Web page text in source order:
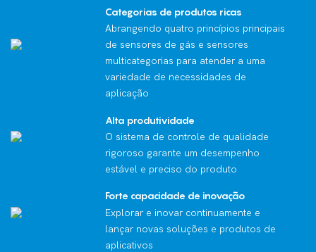
Categorias de produtos ricas
Abrangendo quatro princípios principais
de sensores de gás e sensores
multicategorias para atender a uma
variedade de necessidades de
aplicação
Alta produtividade
O sistema de controle de qualidade
rigoroso garante um desempenho
estável e preciso do produto
Forte capacidade de inovação
Explorar e inovar continuamente e
lançar novas soluções e produtos de
aplicativos